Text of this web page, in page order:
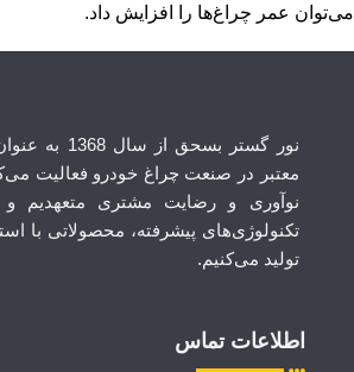
می‌توان عمر چراغ‌ها را افزایش داد.
نور گستر بسحق
معتبر در صنعت چراغ خودرو فعالیت
نوآوری و رضایت مشتری متعهدیم و
تکنولوژی‌های پیشرفته، محصولاتی با
تولید می‌کنیم.
اطلاعات تماس